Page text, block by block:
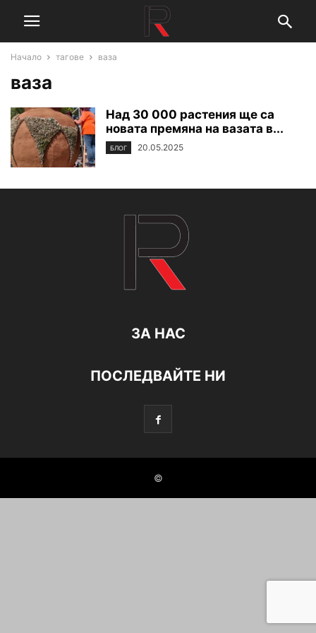
Начало тагове ваза
ваза
Над 30 000 растения ще са
новата премяна на вазата в...
БЛОГ 20.05.2025
ЗА НАС
ПОСЛЕДВАЙТЕ НИ
©